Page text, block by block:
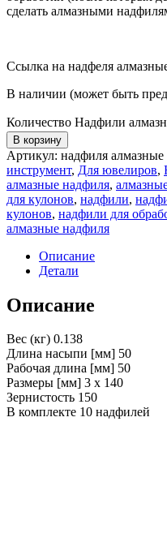
сделать алмазными
Ссылка на надфеля
В наличии (может быть
Количество Надфили
В корзину
Артикул: надфиля алмазные
инструмент, Для ювелиров,
алмазные надфиля,
для кулонов, надфили,
кулонов, надфили для
алмазные надфиля
Описание
Детали
Описание
Вес (кг) 0.138
Длина насыпи [мм] 50
Рабочая длина [мм] 50
Размеры [мм] 3 x 140
Зернистость 150
В комплекте 10 надфилей